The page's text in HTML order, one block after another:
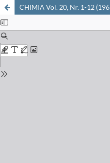
CHIMIA Vol. 20, Nr. 1-12